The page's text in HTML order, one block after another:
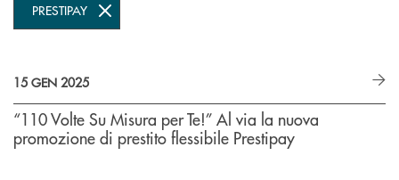
PRESTIPAY
15 GEN 2025
“110 Volte Su Misura per Te!” Al via la nuova
promozione di prestito flessibile Prestipay